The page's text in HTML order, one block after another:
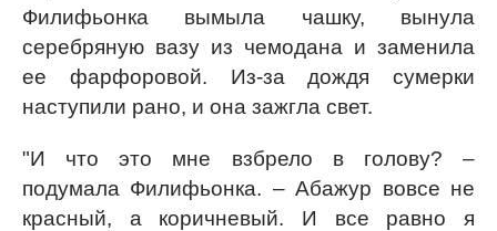
Филифьонка вымыла чашку, вынула
серебряную вазу из чемодана и заменила
ее фарфоровой. Из-за дождя сумерки
наступили рано, и она зажгла свет.
"И что это мне взбрело в голову? –
подумала Филифьонка. – Абажур вовсе не
красный, а коричневый. И все равно я